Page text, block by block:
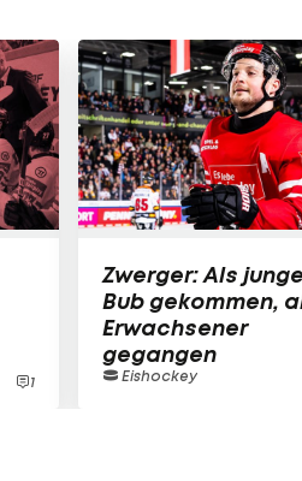
1
Zwerger: Als
Bub gekommen,
Erwachsener
gegangen
Eishockey